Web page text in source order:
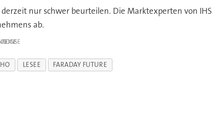
nur schwer beurteilen. Die Marktexperten von
ab.
LESEE FARADAY FUTURE